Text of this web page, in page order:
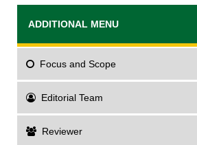
ADDITIONAL MENU
Focusand Scope
Editorial Team
Reviewer